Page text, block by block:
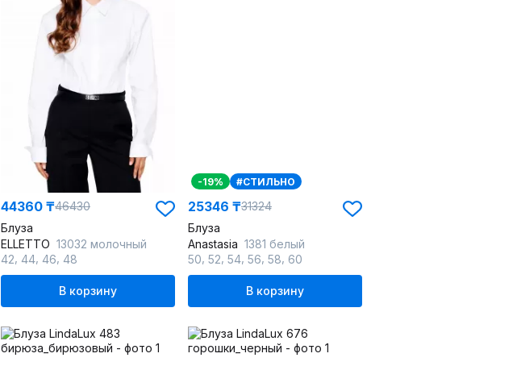
44360 ₸46430
Блуза
ELLETTO 13032 молочный
42 44 46 48
В корзину
-19% #СТИЛЬНО
25346 ₸31324
Блуза
Anastasia 1381 белый
50 52 54 56 58 60
В корзину